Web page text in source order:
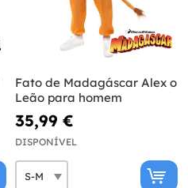
Fato de Madagáscar Alex o
Leão para homem
35,99 €
DISPONÍVEL